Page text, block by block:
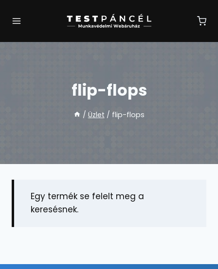
flip-flops
/ Üzlet / flip-flops
Egy termék se felelt meg a
keresésnek.